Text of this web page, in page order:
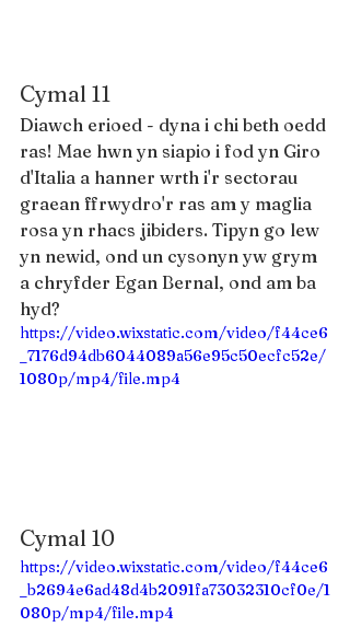
Cymal 11
Diawch erioed - dyna i chi beth oedd
ras! Mae hwn yn siapio i fod yn Giro
d'Italia a hanner wrth i'r sectorau
graean ffrwydro'r ras am y maglia
rosa yn rhacs jibiders. Tipyn go lew
yn newid, ond un cysonyn yw grym
a chryfder Egan Bernal, ond am ba
hyd?
https://video.wixstatic.com/video/f44ce6
_7176d94db6044089a56e95c50ecfc52e/
1080p/mp4/file.mp4
Cymal 10
https://video.wixstatic.com/video/f44ce6
_b2694e6ad48d4b2091fa73032310cf0e/1
080p/mp4/file.mp4